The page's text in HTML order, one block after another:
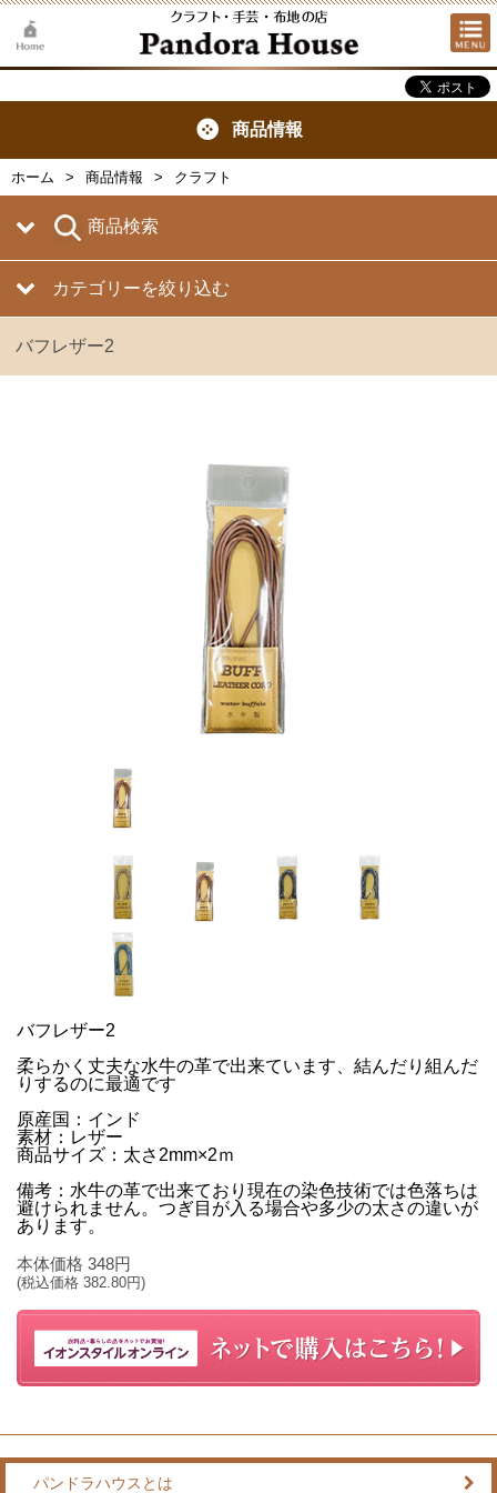
商品情報
ホーム 商品情報 クラフト
商品検索
カテゴリーを絞り込む
バフレザー2
バフレザー2
柔らかく丈夫な水牛の革で出来ています、結んだり組んだ
りするのに最適です
原産国：インド
素材：レザー
商品サイズ：太さ2mm×2ｍ
備考：水牛の革で出来ており現在の染色技術では色落ちは
避けられません。つぎ目が入る場合や多少の太さの違いが
あります。
本体価格 348円
(税込価格 382.80円)
パンドラハウスとは